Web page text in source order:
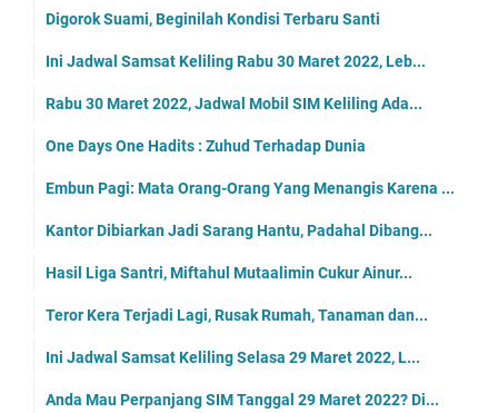
Digorok Suami, Beginilah Kondisi Terbaru Santi
Ini Jadwal Samsat Keliling Rabu 30 Maret 2022, Leb...
Rabu 30 Maret 2022, Jadwal Mobil SIM Keliling Ada...
One Days One Hadits : Zuhud Terhadap Dunia
Embun Pagi: Mata Orang-Orang Yang Menangis Karena ...
Kantor Dibiarkan Jadi Sarang Hantu, Padahal Dibang...
Hasil Liga Santri, Miftahul Mutaalimin Cukur Ainur...
Teror Kera Terjadi Lagi, Rusak Rumah, Tanaman dan...
Ini Jadwal Samsat Keliling Selasa 29 Maret 2022, L...
Anda Mau Perpanjang SIM Tanggal 29 Maret 2022? Di...